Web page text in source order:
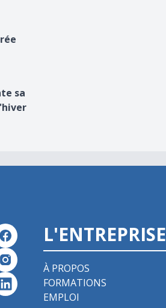
sa
L'ENTREPRISE
À PROPOS
FORMATIONS
EMPLOI